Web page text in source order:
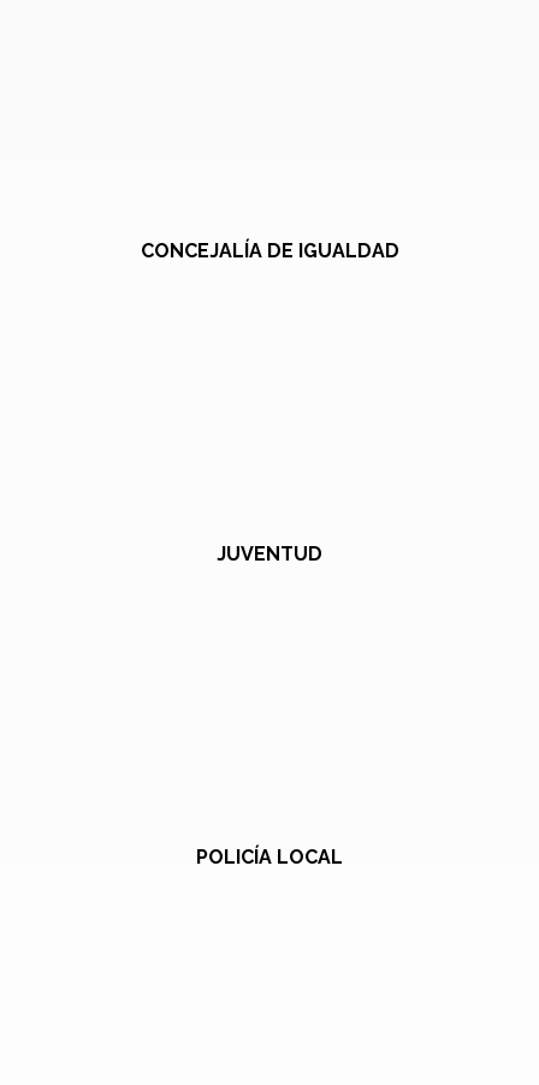
CONCEJALÍA DE IGUALDAD
JUVENTUD
POLICÍA LOCAL